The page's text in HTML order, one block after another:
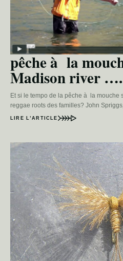
pêche à la
Madison river ….
Et si le tempo de la pêche à la mouche
reggae roots des familles? John
LIRE L’ARTICLE